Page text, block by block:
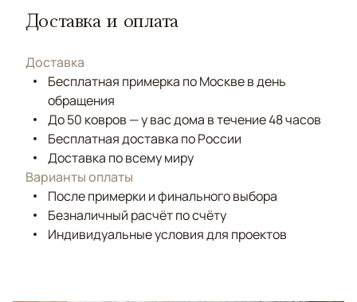
Доставка и оплата
Доставка
Бесплатная примерка по Москве в день
обращения
До 50 ковров — у вас дома в течение 48 часов
Бесплатная доставка по России
Доставка по всему миру
Варианты оплаты
После примерки и финального выбора
Безналичный расчёт по счёту
Индивидуальные условия для проектов